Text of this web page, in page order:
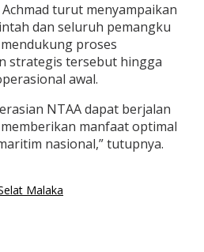
turut menyampaikan
dan seluruh pemangku
proses
strategis tersebut hingga
awal.
NTAA dapat berjalan
manfaat optimal
nasional,” tutupnya.
Malaka